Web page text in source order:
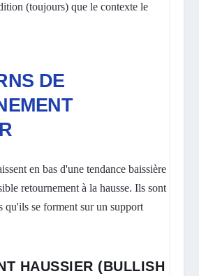
(toujours) que le contexte le
DE
en bas d'une tendance baissière
retournement à la hausse. Ils sont
qu'ils se forment sur un support
HAUSSIER (BULLISH